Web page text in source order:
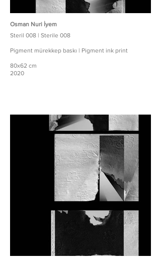
Osman Nuri İyem
Steril 008 | Sterile 008
Pigment mürekkep baskı | Pigment ink print
80x62 cm
2020